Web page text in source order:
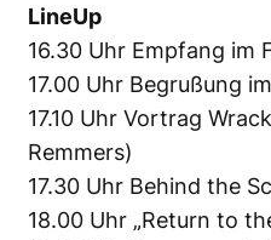
LineUp
16.30 Uhr Empfang im
17.00 Uhr Begrußung
17.10 Uhr Vortrag
Remmers)
17.30 Uhr Behind the
18.00 Uhr „Return to